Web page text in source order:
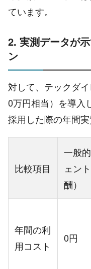
ています。
2. 実測データが
ン
対して、テックダ
0万円相当）を導入
採用した際の年間
比較項目
一般
ェン
酬）
年間の利
用コスト
0円